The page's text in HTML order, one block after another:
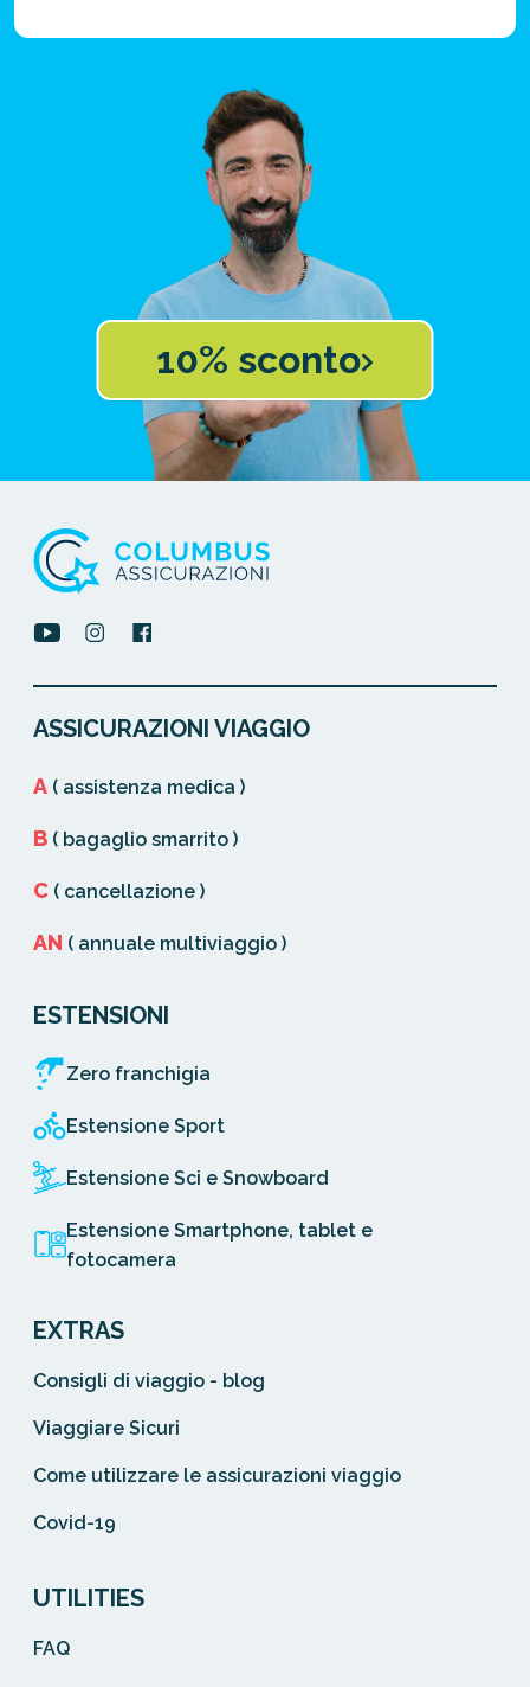
10% sconto
ASSICURAZIONI VIAGGIO
A ( assistenza medica )
B ( bagaglio smarrito )
C ( cancellazione )
AN ( annuale multiviaggio )
ESTENSIONI
Zero franchigia
Estensione Sport
Estensione Sci e Snowboard
Estensione Smartphone, tablet e
fotocamera
EXTRAS
Consigli di viaggio - blog
Viaggiare Sicuri
Come utilizzare le assicurazioni viaggio
Covid-19
UTILITIES
FAQ